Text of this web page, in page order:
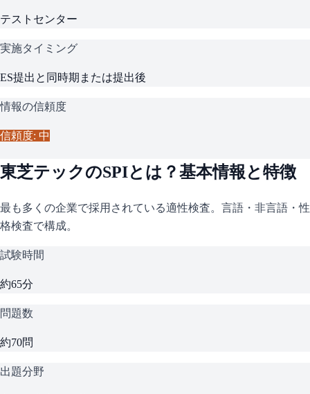
テストセンター
実施タイミング
ES提出と同時期または提出後
情報の信頼度
信頼度: 中
東芝テックのSPIとは？基本情報と特徴
最も多くの企業で採用されている適性検査。言語・非言語・性
格検査で構成。
試験時間
約65分
問題数
約70問
出題分野